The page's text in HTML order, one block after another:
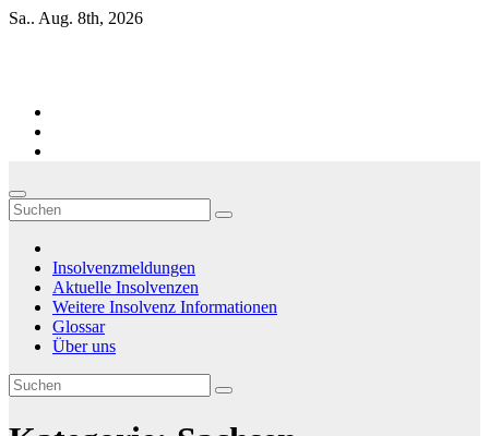
Zum
Sa.. Aug. 8th, 2026
Insolvenzmeldungen
Aktuelle Insolvenzen
Weitere Insolvenz Informationen
Glossar
Über uns